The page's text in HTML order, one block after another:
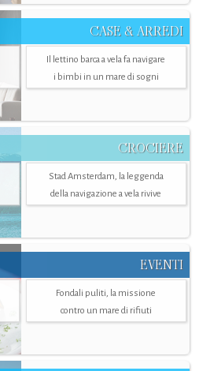
CASE & ARREDI
Il lettino barca a vela fa navigare
i bimbi in un mare di sogni
CROCIERE
Stad Amsterdam, la leggenda
della navigazione a vela rivive
EVENTI
Fondali puliti, la missione
contro un mare di rifiuti